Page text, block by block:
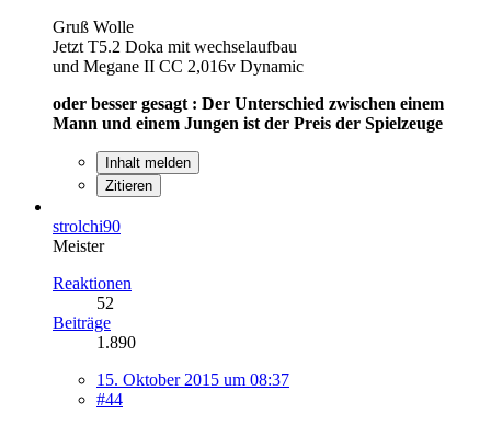
Gruß Wolle
Jetzt T5.2 Doka mit wechselaufbau
und Megane II CC 2,016v Dynamic
oder besser gesagt : Der Unterschied zwischen einem
Mann und einem Jungen ist der Preis der Spielzeuge
Inhalt melden
Zitieren
strolchi90
Meister
Reaktionen
52
Beiträge
1.890
15. Oktober 2015 um 08:37
#44